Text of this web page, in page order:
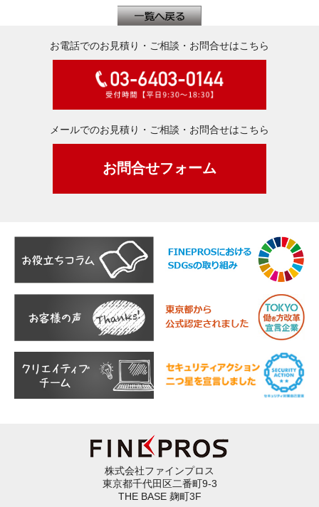
お電話でのお見積り・ご相談・お問合せはこちら
メールでのお見積り・ご相談・お問合せはこちら
お問合せフォーム
株式会社ファインプロス
東京都千代田区二番町9-3
THE BASE 麹町3F